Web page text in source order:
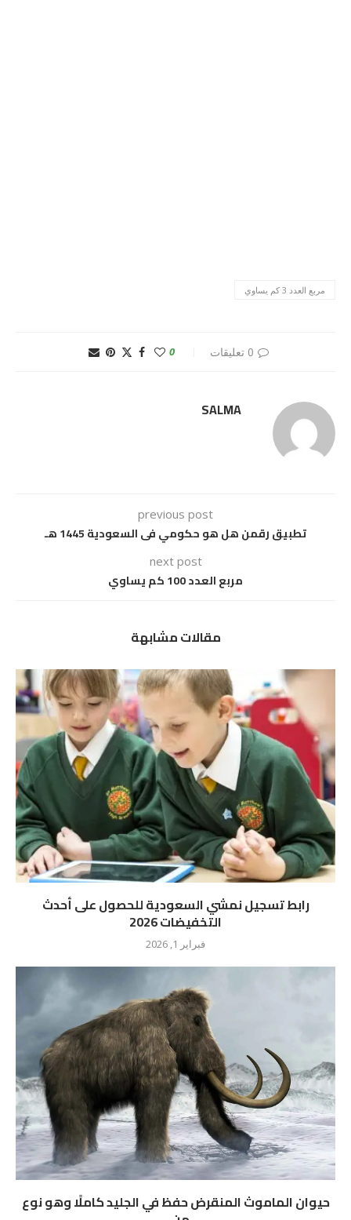
مربع العدد 3 كم يساوي
0 تعليقات 0
SALMA
previous post
تطبيق رقمن هل هو حكومي فى السعودية 1445 هـ
next post
مربع العدد 100 كم يساوي
مقالات مشابهة
رابط تسجيل نمشي السعودية للحصول على أحدث
التخفيضات 2026
فبراير 1, 2026
حيوان الماموث المنقرض حفظ في الجليد كاملًا وهو نوع